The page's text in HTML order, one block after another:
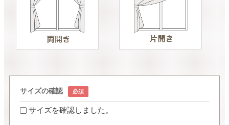
サイズの確認
サイズを確認しました。